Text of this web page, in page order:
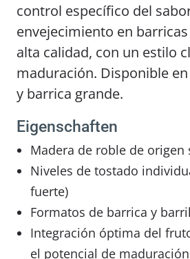
control específico del
envejecimiento en
alta calidad, con un estilo
maduración. Disponible
y barrica grande.
Eigenschaften
Madera de roble de origen
Niveles de tostado
fuerte)
Formatos de barrica y
Integración óptima del
el potencial de maduración